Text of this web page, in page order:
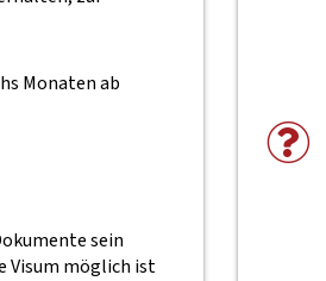
Monaten ab
sein
Visum möglich ist